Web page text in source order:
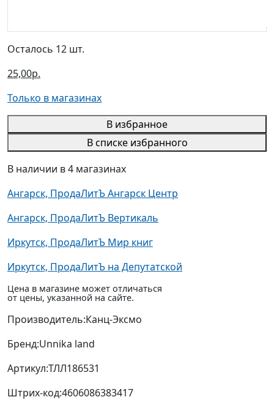
Осталось 12 шт.
25,00р.
Только в магазинах
В избранное
В списке избранного
В наличии в 4 магазинах
Ангарск, ПродаЛитЪ Ангарск Центр
Ангарск, ПродаЛитЪ Вертикаль
Иркутск, ПродаЛитЪ Мир книг
Иркутск, ПродаЛитЪ на Депутатской
Цена в магазине может отличаться
от цены, указанной на сайте.
Производитель:Канц-Эксмо
Бренд:Unnika land
Артикул:ТЛЛ186531
Штрих-код:4606086383417